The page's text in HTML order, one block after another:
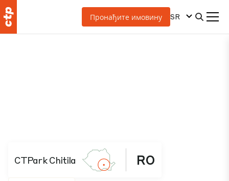
Пронађите имовину SR
CTPark Chitila RO